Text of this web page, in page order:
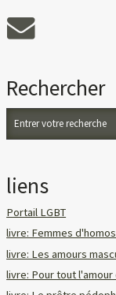
Rechercher
liens
Portail LGBT
livre: Femmes
livre: Les amours
livre: Pour tout l'amour